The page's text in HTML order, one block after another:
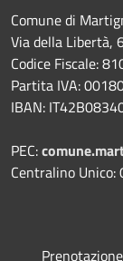
Comune di
Via della Libertà,
Codice Fiscale:
Partita IVA:
IBAN:
PEC:
Centralino